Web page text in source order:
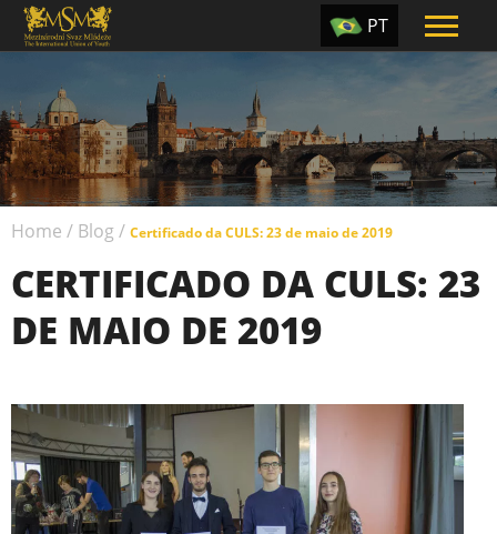
TR
PT
UA
CZ
RU
Home / Blog / Certificado da CULS: 23 de maio de 2019
CERTIFICADO DA CULS: 23
DE MAIO DE 2019